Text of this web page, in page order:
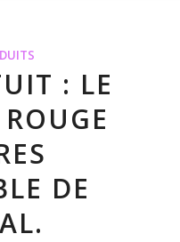
: LE
DE